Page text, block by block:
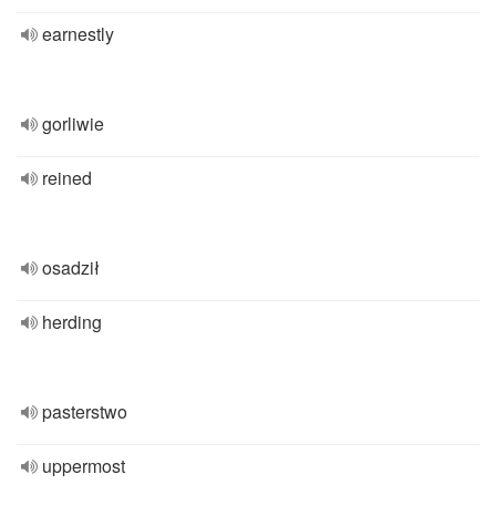
earnestly
gorliwie
reined
osadził
herding
pasterstwo
uppermost